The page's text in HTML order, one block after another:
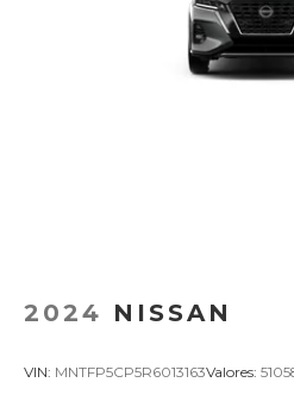
2024 NISSAN
VIN: MNTFP5CP5R6013163Valores: